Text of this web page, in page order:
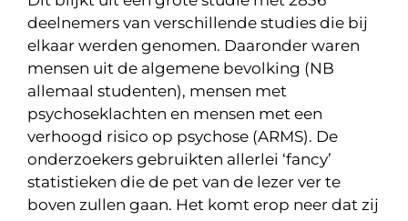
deelnemers van verschillende studies die bij
elkaar werden genomen. Daaronder waren
mensen uit de algemene bevolking (NB
allemaal studenten), mensen met
psychoseklachten en mensen met een
verhoogd risico op psychose (ARMS). De
onderzoekers gebruikten allerlei ‘fancy’
statistieken die de pet van de lezer ver te
boven zullen gaan. Het komt erop neer dat zij